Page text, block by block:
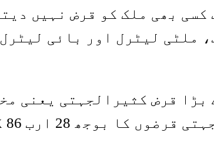
بھی ملک کو قرض نہیں
ملٹی لیٹرل اور بائی
قرض کثیرالجہتی یعنی